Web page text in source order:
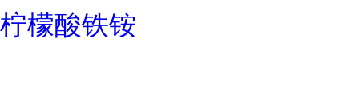
柠檬酸铁铵